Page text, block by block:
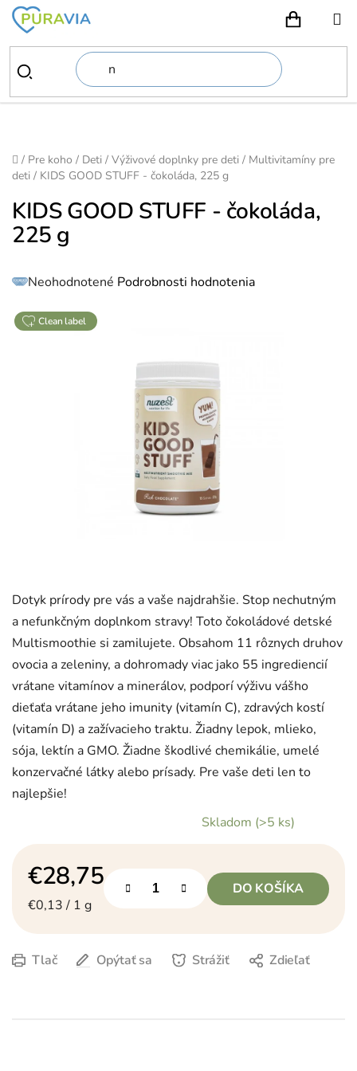
Prejsť
obsah
Domov
/ Pre koho / Deti / Výživové doplnky pre deti / Multivitamíny pre
deti / KIDS GOOD STUFF - čokoláda, 225 g
Dotyk prírody pre vás a vaše najdrahšie. Stop nechutným
a nefunkčným doplnkom stravy! Toto čokoládové detské
Multismoothie si zamilujete. Obsahom 11 rôznych druhov
ovocia a zeleniny, a dohromady viac jako 55 ingrediencií
vrátane vitamínov a minerálov, podporí výživu vášho
dieťaťa vrátane jeho imunity (vitamín C), zdravých kostí
(vitamín D) a zažívacieho traktu. Žiadny lepok, mlieko,
sója, lektín a GMO. Žiadne škodlivé chemikálie, umelé
konzervačné látky alebo prísady. Pre vaše deti len to
najlepšie!
Skladom (>5 ks)
€28,75
Jednotková cena:
€0,13 / 1 g
DO KOŠÍKA
Tlač Opýtať sa Strážiť Zdieľať
KIDS GOOD STUFF - čokoláda,
225 g
Priemerné
hodnotenie
0,0
z
5
Neohodnotené Podrobnosti hodnotenia
clean label